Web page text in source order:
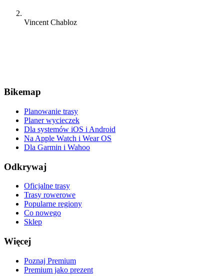
Vincent Chabloz
Bikemap
Planowanie trasy
Planer wycieczek
Dla systemów iOS i Android
Na Apple Watch i Wear OS
Dla Garmin i Wahoo
Odkrywaj
Oficjalne trasy
Trasy rowerowe
Popularne regiony
Co nowego
Sklep
Więcej
Poznaj Premium
Premium jako prezent